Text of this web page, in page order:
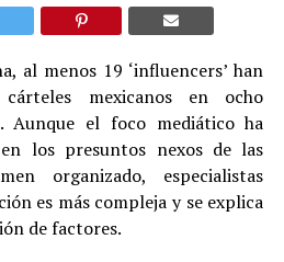
al menos 19 ‘influencers’ han
mexicanos en ocho
Aunque el foco mediático ha
los presuntos nexos de las
organizado, especialistas
es más compleja y se explica
de factores.